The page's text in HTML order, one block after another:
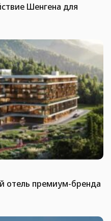
Шенгена для
отель премиум-бренда